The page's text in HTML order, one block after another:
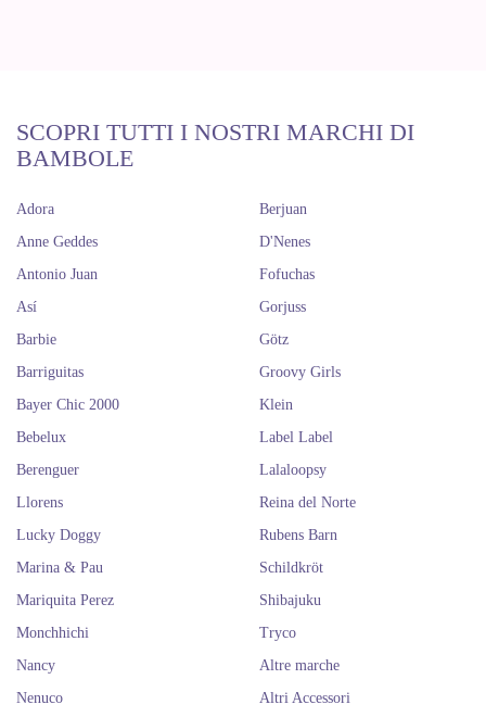
SCOPRI TUTTI I NOSTRI MARCHI DI
BAMBOLE
Adora
Anne Geddes
Antonio Juan
Así
Barbie
Barriguitas
Bayer Chic 2000
Bebelux
Berenguer
Berjuan
D'Nenes
Fofuchas
Gorjuss
Götz
Groovy Girls
Klein
Label Label
Lalaloopsy
Llorens
Lucky Doggy
Marina & Pau
Mariquita Perez
Monchhichi
Nancy
Nenuco
Reina del Norte
Rubens Barn
Schildkröt
Shibajuku
Tryco
Altre marche
Altri Accessori